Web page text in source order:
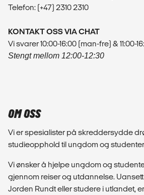
Telefon: (+47) 2310 2310
KONTAKT OSS VIA CHAT
Vi svarer 10:00-16:00 (man-fre) & 11:00-
Stengt mellom 12:00-12:30
OM OSS
Vi er spesialister på skreddersydde
studieopphold til ungdom og
Vi ønsker å hjelpe ungdom og
gjennom reiser og utdannelse.
Jorden Rundt eller studere i utlandet,